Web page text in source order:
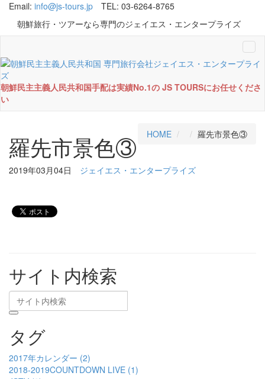
Email: info@js-tours.jp
TEL: 03-6264-8765
朝鮮旅行・ツアーなら専門のジェイエス・エンタープライズ
朝鮮民主主義人民共和国手配は実績No.1の JS TOURSにお任せくださ
い
羅先市景色③ HOME 羅先市景色③
2019年03月04日 ジェイエス・エンタープライズ
サイト内検索
タグ
2017年カレンダー (2)
2018-2019COUNTDOWN LIVE (1)